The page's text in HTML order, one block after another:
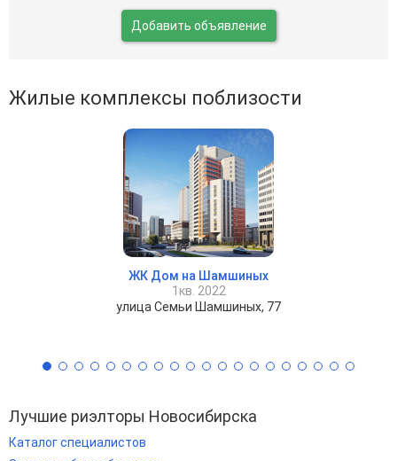
Добавить объявление
Жилые комплексы поблизости
ЖК Дом на Шамшиных
1кв. 2022
улица Семьи Шамшиных, 77
Лучшие риэлторы Новосибирска
Каталог специалистов